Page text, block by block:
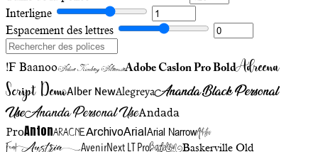
Interligne
Espacement des lettres
!F BaanooAdine Kirnberg AlternateAdobe Caslon Pro BoldAdreena
Script DemoAlber NewAlegreyaAnanda Black Personal
UseAnanda Personal UseAndada
ProAntonAracneArchivoArialArial NarrowArtistic
Friend
AvenirNext LT ProBadelionBaskerville Old